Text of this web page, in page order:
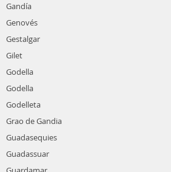
Gandía
Genovés
Gestalgar
Gilet
Godella
Godella
Godelleta
Grao de Gandia
Guadasequies
Guadassuar